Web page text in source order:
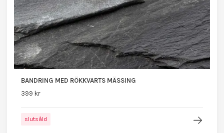
BANDRING MED RÖKKVARTS MÄSSING
399 kr
slutsåld